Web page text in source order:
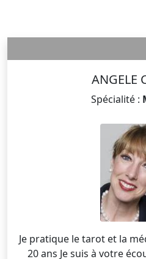
ANGELE
Spécialité :
Je pratique le tarot et la